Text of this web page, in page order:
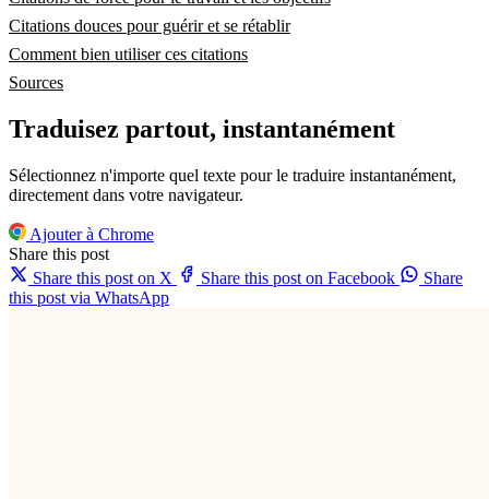
Citations douces pour guérir et se rétablir
Comment bien utiliser ces citations
Sources
Traduisez partout, instantanément
Sélectionnez n'importe quel texte pour le traduire instantanément,
directement dans votre navigateur.
Ajouter à Chrome
Share this post
Share this post on X
Share this post on Facebook
Share
this post via WhatsApp